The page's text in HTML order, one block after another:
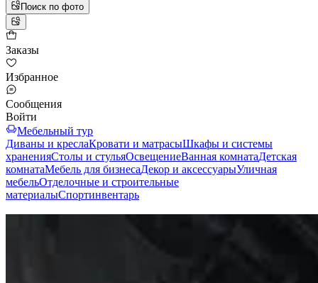
Поиск по фото
Заказы
Избранное
Сообщения
Войти
Мебельный тур
Диваны и креслаКровати и матрасыШкафы и системы
храненияСтолы и стульяОсвещениеВанная комнатаДетская
комнатаМебель для бизнесаДекор и аксессуарыУличная
мебельОтделочные и строительные
материалыСпортинвентарь